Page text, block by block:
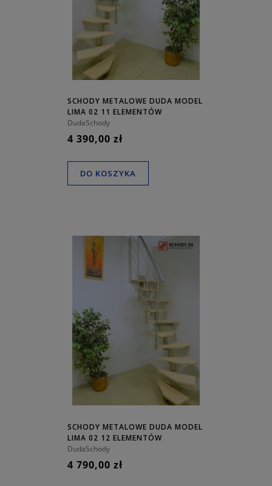
SCHODY METALOWE DUDA MODEL
LIMA 02 11 ELEMENTÓW
DudaSchody
4 390,00 zł
DO KOSZYKA
SCHODY METALOWE DUDA MODEL
LIMA 02 12 ELEMENTÓW
DudaSchody
4 790,00 zł